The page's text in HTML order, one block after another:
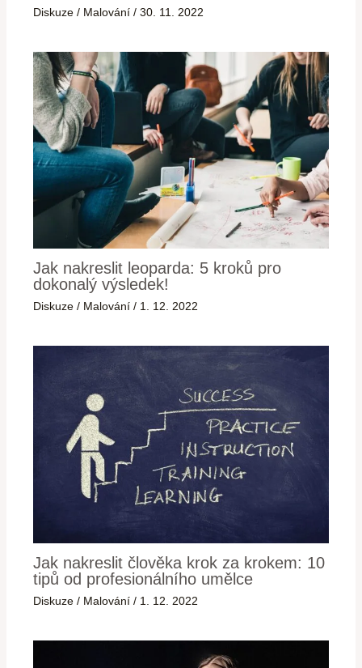
Diskuze / Malování /30. 11. 2022
Jak nakreslit leoparda: 5 kroků pro
dokonalý výsledek!
Diskuze / Malování / 1. 12. 2022
Jak nakreslit člověka krok za krokem: 10
tipů od profesionálního umělce
Diskuze / Malování / 1. 12. 2022